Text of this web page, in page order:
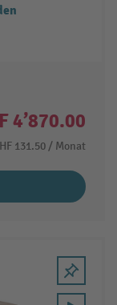
4’870.00
131.50 / Monat